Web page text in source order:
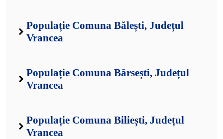
Populație Comuna Bălești, Județul
Vrancea
Populație Comuna Bârsești, Județul
Vrancea
Populație Comuna Biliești, Județul
Vrancea